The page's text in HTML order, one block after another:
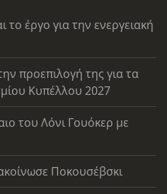
έργο για την ενεργειακή
προεπιλογή της για τα
Κυπέλλου 2027
του Λόνι Γουόκερ με
Ποκουσέβσκι